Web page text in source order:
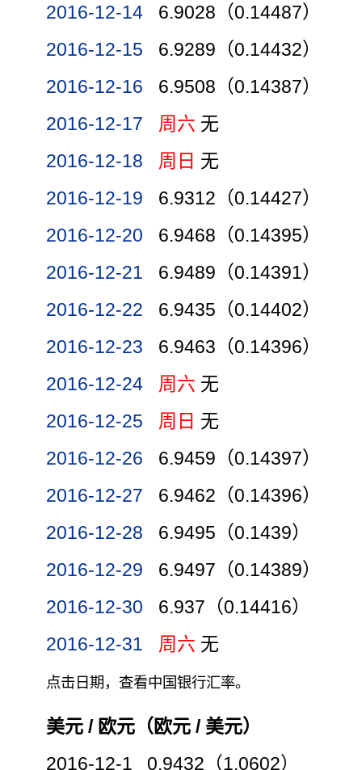
2016-12-14
6.9028（0.14487）
2016-12-15
6.9289（0.14432）
2016-12-16
6.9508（0.14387）
2016-12-17
周六 无
2016-12-18
周日 无
2016-12-19
6.9312（0.14427）
2016-12-20
6.9468（0.14395）
2016-12-21
6.9489（0.14391）
2016-12-22
6.9435（0.14402）
2016-12-23
6.9463（0.14396）
2016-12-24
周六 无
2016-12-25
周日 无
2016-12-26
6.9459（0.14397）
2016-12-27
6.9462（0.14396）
2016-12-28
6.9495（0.1439）
2016-12-29
6.9497（0.14389）
2016-12-30
6.937（0.14416）
2016-12-31
周六 无
点击日期，查看中国银行汇率。
美元 / 欧元（欧元 / 美元）
2016-12-1 0.9432（1.0602）